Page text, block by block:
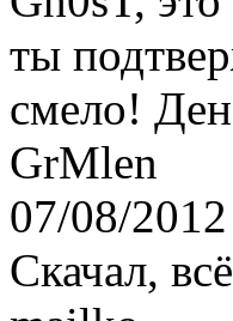
ты
смело!
GrMlen
07/08/
Скачал,